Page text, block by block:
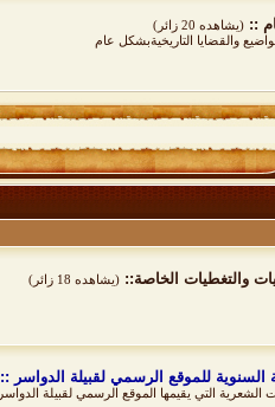
:: (يشاهده 20 زائر)
والقضايا التاريخيةبشكل عام
والتغطيات الخاصة:: (يشاهده 18 زائر)
للموقع الرسمي لقبيلة الدواسر ::
الشعرية التي يقيمها الموقع الرسمي لقبيلة الدواسر